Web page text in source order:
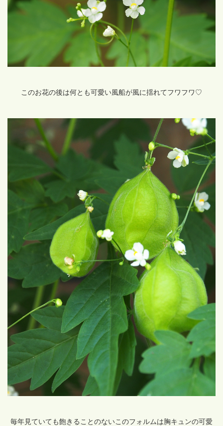
このお花の後は何とも可愛い風船が風に揺れてフワフワ♡
毎年見ていても飽きることのないこのフォルムは胸キュンの可愛